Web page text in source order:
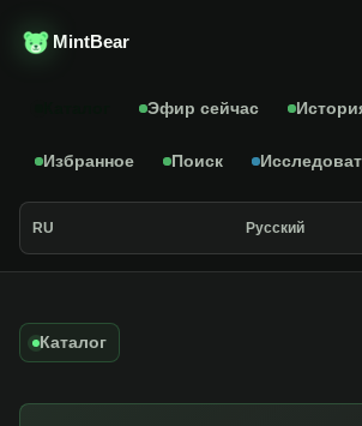
MintBear
Эфир сейчас
Избранное Поиск
RU Русский
Каталог